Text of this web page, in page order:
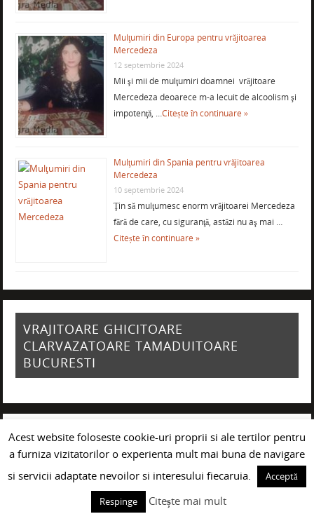
Mulţumiri din Europa pentru vrăjitoarea
Mercedeza
12 septembrie 2024
Mii şi mii de mulţumiri doamnei vrăjitoare
Mercedeza deoarece m-a lecuit de alcoolism şi
impotenţă, …Citește în continuare »
Mulţumiri din Spania pentru vrăjitoarea
Mercedeza
10 septembrie 2024
Ţin să mulţumesc enorm vrăjitoarei Mercedeza
fără de care, cu siguranţă, astăzi nu aş mai …
Citește în continuare »
VRAJITOARE GHICITOARE
CLARVAZATOARE TAMADUITOARE
BUCURESTI
VRAJITOARE GHICITOARE
CLARVAZATOARE TAMADUITOARE
PLOIESTI
Acest website foloseste cookie-uri proprii si ale tertilor pentru
a furniza vizitatorilor o experienta mult mai buna de navigare
si servicii adaptate nevoilor si interesului fiecaruia.
Acceptă
Respinge
Citește mai mult